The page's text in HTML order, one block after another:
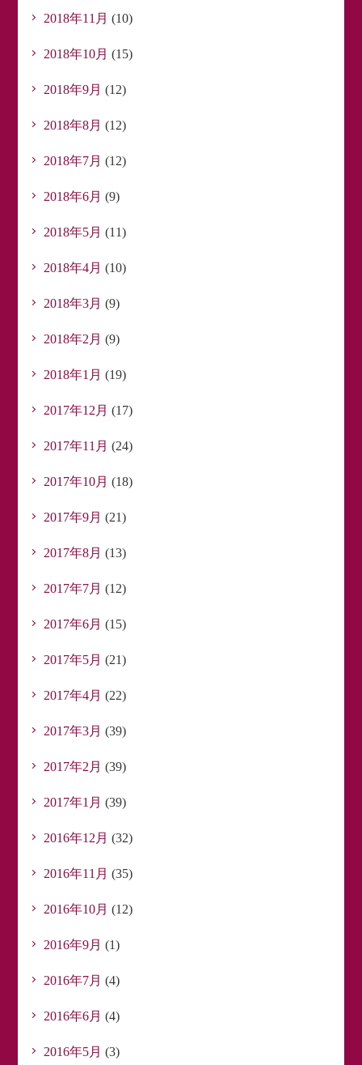
2018年11月 (10)
2018年10月 (15)
2018年9月 (12)
2018年8月 (12)
2018年7月 (12)
2018年6月 (9)
2018年5月 (11)
2018年4月 (10)
2018年3月 (9)
2018年2月 (9)
2018年1月 (19)
2017年12月 (17)
2017年11月 (24)
2017年10月 (18)
2017年9月 (21)
2017年8月 (13)
2017年7月 (12)
2017年6月 (15)
2017年5月 (21)
2017年4月 (22)
2017年3月 (39)
2017年2月 (39)
2017年1月 (39)
2016年12月 (32)
2016年11月 (35)
2016年10月 (12)
2016年9月 (1)
2016年7月 (4)
2016年6月 (4)
2016年5月 (3)